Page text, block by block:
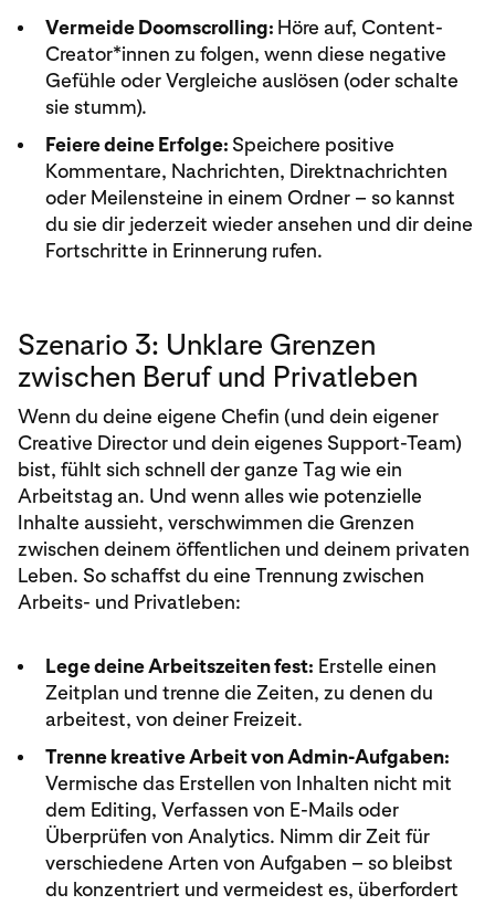
Vermeide Doomscrolling: Höre auf, Content-
Creator*innen zu folgen, wenn diese negative
Gefühle oder Vergleiche auslösen (oder schalte
sie stumm).
Feiere deine Erfolge: Speichere positive
Kommentare, Nachrichten, Direktnachrichten
oder Meilensteine in einem Ordner – so kannst
du sie dir jederzeit wieder ansehen und dir deine
Fortschritte in Erinnerung rufen.
Szenario 3: Unklare Grenzen
zwischen Beruf und Privatleben
Wenn du deine eigene Chefin (und dein eigener
Creative Director und dein eigenes Support-Team)
bist, fühlt sich schnell der ganze Tag wie ein
Arbeitstag an. Und wenn alles wie potenzielle
Inhalte aussieht, verschwimmen die Grenzen
zwischen deinem öffentlichen und deinem privaten
Leben. So schaffst du eine Trennung zwischen
Arbeits- und Privatleben:
Lege deine Arbeitszeiten fest: Erstelle einen
Zeitplan und trenne die Zeiten, zu denen du
arbeitest, von deiner Freizeit.
Trenne kreative Arbeit von Admin-Aufgaben:
Vermische das Erstellen von Inhalten nicht mit
dem Editing, Verfassen von E-Mails oder
Überprüfen von Analytics. Nimm dir Zeit für
verschiedene Arten von Aufgaben – so bleibst
du konzentriert und vermeidest es, überfordert